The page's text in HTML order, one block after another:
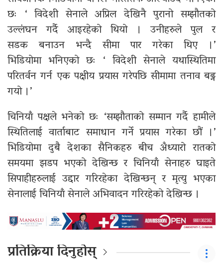
छः ‘ विदेशी सेनाले अप्रिल देखिनै पुरानो सम्झौतको
उल्लंघन गर्दै आइरहेको थियो । उनीहरुले पुल र
सडक बनाउन भन्दै सीमा पार गरेका थिए ।’
भिडियोमा भनिएको छः ‘ विदेशी सेनाले यथास्थितिमा
परितर्वन गर्न एक पक्षीय प्रयास गरेपछि सीमामा तनाव बढ्न
गयो ।’
चिनियाँ पक्षले भनेको छः ‘सम्झौताको सम्मान गर्दै हामीले
स्थितिलाई वार्ताबाट समाधान गर्ने प्रयास गरेका छौं ।’
भिडियोमा दुबै देशका सैनिकहरु बीच अँध्यारो रातको
समयमा झडप भएको देखिन्छ र चिनियाँ सेनाहरु घाइते
सिपाहीहरुलाई उद्दार गरिरहेका देखिन्छन् र मृत्यु भएका
सेनालाई चिनियाँ सेनाले अभिवादन गरिरहेको देखिन्छ ।
प्रतिक्रिया दिनुहोस्